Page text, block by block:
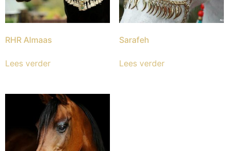
RHR Almaas
Lees verder
Sarafeh
Lees verder